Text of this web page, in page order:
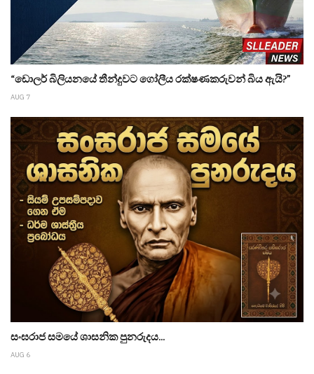
“ඩොලර් බිලියනයේ තීන්දුවට ගෝලීය රක්ෂණකරුවන් බිය ඇයි?”
AUG 7
සංඝරාජ සමයේ ශාසනික පුනරුදය...
AUG 6